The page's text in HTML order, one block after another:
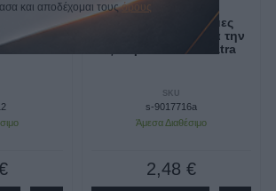
λάμες
για την
Satra
Ανταλλακτικές λάμες
16mm σετ 10 τεμ για την
ξύστρα s-us19k Satra
SKU
s-9017716a
Άμεσα Διαθέσιμο
2,48 €
και αποδέχομαι τουςόρους